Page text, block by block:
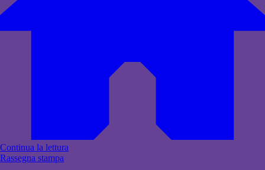
Continua la lettura
Rassegna stampa